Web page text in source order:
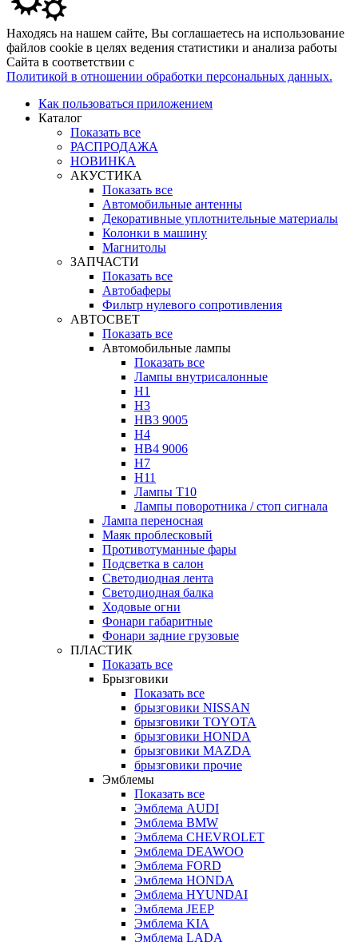
Находясь на нашем сайте, Вы соглашаетесь на использование
файлов cookie в целях ведения статистики и анализа работы
Сайта в соответствии с
Политикой в отношении обработки персональных данных.
Как пользоваться приложением
Каталог
Показать все
РАСПРОДАЖА
НОВИНКА
АКУСТИКА
Показать все
Автомобильные антенны
Декоративные уплотнительные материалы
Колонки в машину
Магнитолы
ЗАПЧАСТИ
Показать все
Автобаферы
Фильтр нулевого сопротивления
АВТОСВЕТ
Показать все
Автомобильные лампы
Показать все
Лампы внутрисалонные
H1
H3
HB3 9005
H4
HB4 9006
H7
H11
Лампы Т10
Лампы поворотника / стоп сигнала
Лампа переносная
Маяк проблесковый
Противотуманные фары
Подсветка в салон
Светодиодная лента
Светодиодная балка
Ходовые огни
Фонари габаритные
Фонари задние грузовые
ПЛАСТИК
Показать все
Брызговики
Показать все
брызговики NISSAN
брызговики TOYOTA
брызговики HONDA
брызговики MAZDA
брызговики прочие
Эмблемы
Показать все
Эмблема AUDI
Эмблема BMW
Эмблема CHEVROLET
Эмблема DEAWOO
Эмблема FORD
Эмблема HONDA
Эмблема HYUNDAI
Эмблема JEEP
Эмблема KIA
Эмблема LADA